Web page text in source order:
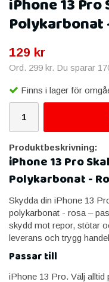
iPhone 13
Polykarbonat
129 kr
Ord. 299 kr. Du sparar
Finns i lager för
Produktbeskrivning:
iPhone 13 Pro
Polykarbonat -
Skydda din iPhone 13
polykarbonat - rosa –
skydd mot repor, stötar
leverans och trygg
Passar till
iPhone 13 Pro. Välj